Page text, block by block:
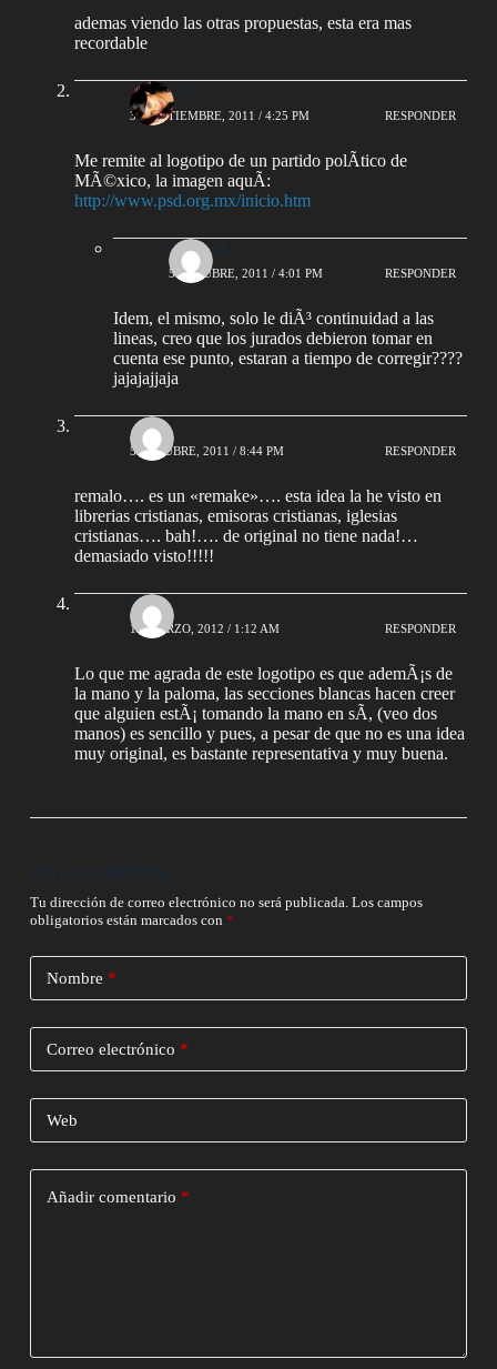
ademas viendo las otras propuestas, esta era mas
recordable
YUYUY
30 SEPTIEMBRE, 2011 / 4:25 PM RESPONDER
Me remite al logotipo de un partido polÃ­tico de
MÃ©xico, la imagen aquÃ­:
http://www.psd.org.mx/inicio.htm
Herland
5 OCTUBRE, 2011 / 4:01 PM RESPONDER
Idem, el mismo, solo le diÃ³ continuidad a las
lineas, creo que los jurados debieron tomar en
cuenta ese punto, estaran a tiempo de corregir????
jajajajjaja
alfonzo
5 OCTUBRE, 2011 / 8:44 PM RESPONDER
remalo…. es un «remake»…. esta idea la he visto en
librerias cristianas, emisoras cristianas, iglesias
cristianas…. bah!…. de original no tiene nada!…
demasiado visto!!!!!
Kamo
11 MARZO, 2012 / 1:12 AM RESPONDER
Lo que me agrada de este logotipo es que ademÃ¡s de
la mano y la paloma, las secciones blancas hacen creer
que alguien estÃ¡ tomando la mano en sÃ­, (veo dos
manos) es sencillo y pues, a pesar de que no es una idea
muy original, es bastante representativa y muy buena.
Deja un comentario
Tu dirección de correo electrónico no será publicada. Los campos
obligatorios están marcados con *
Nombre *
Correo electrónico *
Web
Añadir comentario *